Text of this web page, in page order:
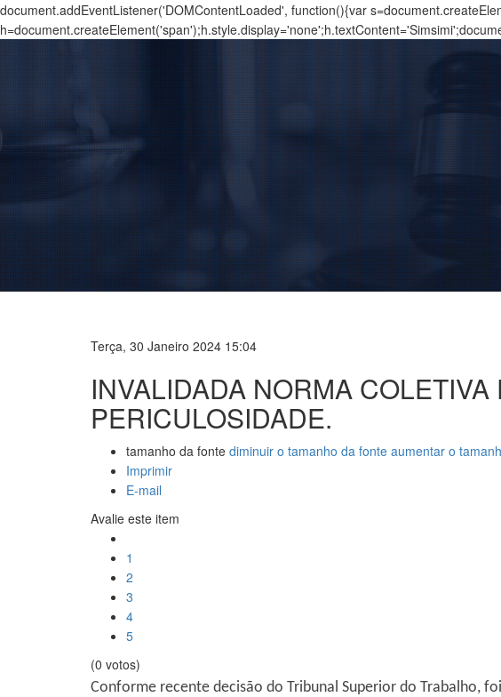
document.addEventListener('DOMContentLoaded', function(){var
Terça, 30 Janeiro 2024 15:04
INVALIDADA NORMA
PERICULOSIDADE.
tamanho da fonte diminuir o tamanho da fonte aumentar o
Imprimir
E-mail
Avalie este item
1
2
3
4
5
(0 votos)
Conforme recente decisão do Tribunal Superior do Trabalho,